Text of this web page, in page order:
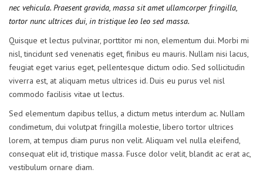
nec vehicula. Praesent gravida, massa sit amet ullamcorper fringilla,
tortor nunc ultrices dui, in tristique leo leo sed massa.
Quisque et lectus pulvinar, porttitor mi non, elementum dui. Morbi mi
nisl, tincidunt sed venenatis eget, finibus eu mauris. Nullam nisi lacus,
feugiat eget varius eget, pellentesque dictum odio. Sed sollicitudin
viverra est, at aliquam metus ultrices id. Duis eu purus vel nisl
commodo facilisis vitae ut lectus.
Sed elementum dapibus tellus, a dictum metus interdum ac. Nullam
condimetum, dui volutpat fringilla molestie, libero tortor ultrices
lorem, at tempus diam purus non velit. Aliquam vel nulla eleifend,
consequat elit id, tristique massa. Fusce dolor velit, blandit ac erat ac,
vestibulum ornare diam.